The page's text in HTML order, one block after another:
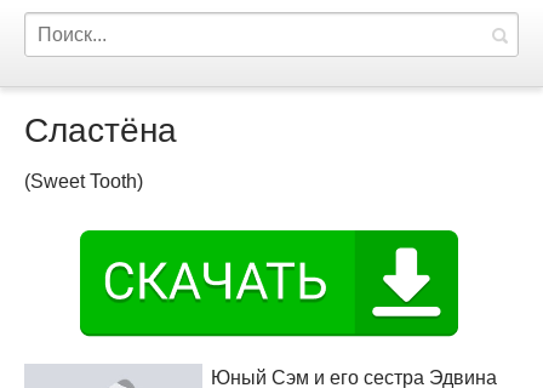
Сластёна
(Sweet Tooth)
Юный Сэм и его сестра Эдвина